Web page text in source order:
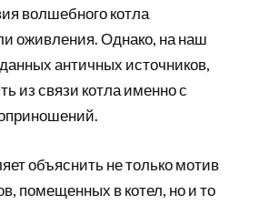
волшебного котла
оживления. Однако, на наш
античных источников,
из связи котла именно с
объяснить не только мотив
помещенных в котел, но и то